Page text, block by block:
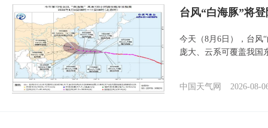
台风“白海豚”将
今天（8月6日），台风
庞大、云系可覆盖我国
中国天气网 2026-08-